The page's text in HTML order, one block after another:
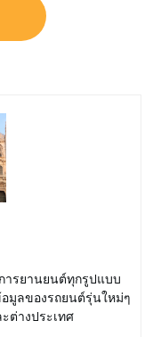
ารยานยนต์ทุกรูปแบบ
มูลของรถยนต์รุ่นใหม่ๆ
ต่างประเทศ